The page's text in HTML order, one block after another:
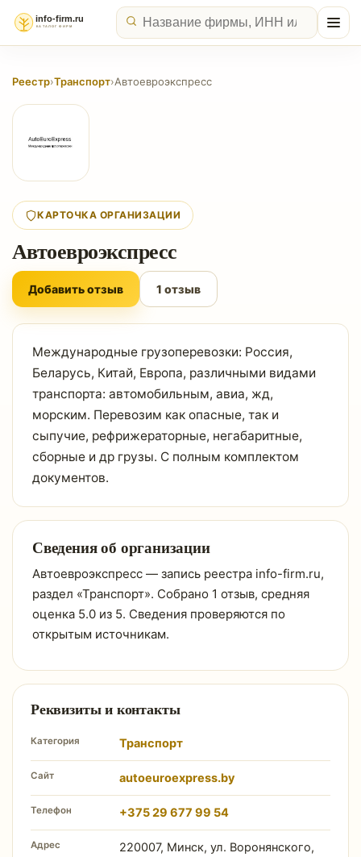
Реестр›Транспорт›Автоевроэкспресс
КАРТОЧКА ОРГАНИЗАЦИИ
Автоевроэкспресс
Добавить отзыв 1 отзыв
Международные грузоперевозки: Россия,
Беларусь, Китай, Европа, различными видами
транспорта: автомобильным, авиа, жд,
морским. Перевозим как опасные, так и
сыпучие, рефрижераторные, негабаритные,
сборные и др грузы. С полным комплектом
документов.
Сведения об организации
Автоевроэкспресс — запись реестра info-firm.ru,
раздел «Транспорт». Собрано 1 отзыв, средняя
оценка 5.0 из 5. Сведения проверяются по
открытым источникам.
Реквизиты и контакты
Категория Транспорт
Сайт autoeuroexpress.by
Телефон +375 29 677 99 54
Адрес
220007, Минск, ул. Воронянского,